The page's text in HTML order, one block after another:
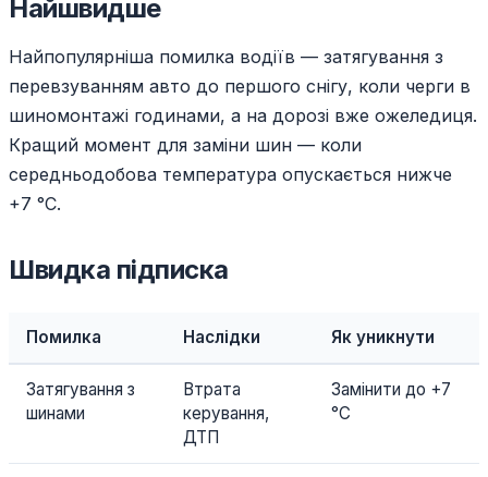
Найшвидше
Найпопулярніша помилка водіїв — затягування з
перевзуванням авто до першого снігу, коли черги в
шиномонтажі годинами, а на дорозі вже ожеледиця.
Кращий момент для заміни шин — коли
середньодобова температура опускається нижче
+7 °C.
Швидка підписка
Помилка Наслідки Як уникнути
Затягування з
шинами
Втрата
керування,
ДТП
Замінити до +7
°C